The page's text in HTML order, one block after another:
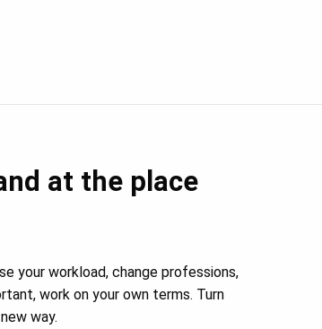
at the place
your workload, change professions,
work on your own terms. Turn
way.